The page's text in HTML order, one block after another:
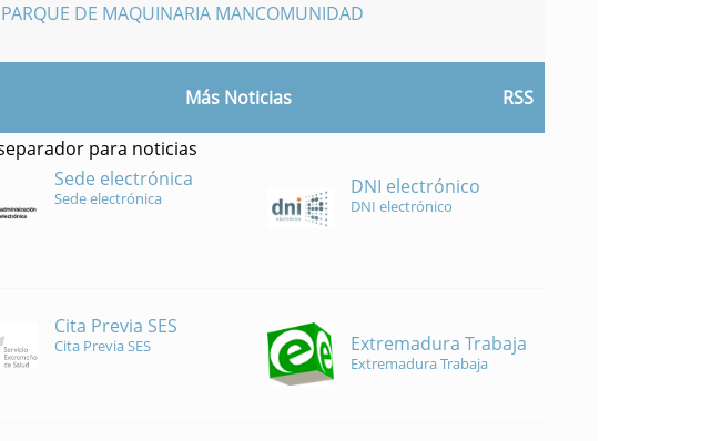
PARQUE DE MAQUINARIA MANCOMUNIDAD
Más Noticias RSS
Sede electrónica
Sede electrónica DNI electrónico
DNI electrónico
Cita Previa SES
Cita Previa SES Extremadura Trabaja
Extremadura Trabaja